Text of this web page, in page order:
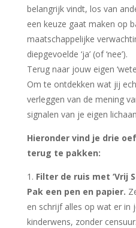
belangrijk vindt, los van
een keuze gaat maken op
maatschappelijke
diepgevoelde ‘ja’ (of ‘nee’).
Terug naar jouw eigen
Om te ontdekken wat jij
verleggen van de mening
signalen van je eigen
Hieronder vind je drie
terug te pakken:
1. Filter de ruis met ‘Vrij
Pak een pen en papier.
en schrijf alles op wat er in
kinderwens, zonder